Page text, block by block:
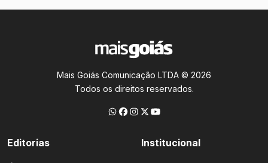
Mais Goiás Comunicação LTDA © 2026
Todos os direitos reservados.
Editorias Institucional